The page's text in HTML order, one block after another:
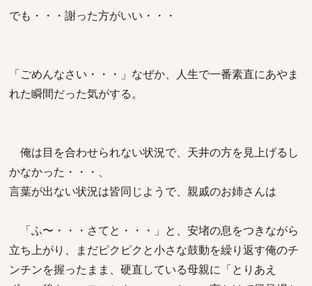
でも・・・謝った方がいい・・・
「ごめんなさい・・・」なぜか、人生で一番素直にあやま
れた瞬間だった気がする。
俺は目を合わせられない状況で、天井の方を見上げるし
かなかった・・・、
言葉が出ない状況は皆同じようで、親戚のお姉さんは
「ふ〜・・・さてと・・・」と、安堵の息をつきながら
立ち上がり、まだピクピクと小さな鼓動を繰り返す俺のチ
ンチンを握ったまま、硬直している母親に「とりあえ